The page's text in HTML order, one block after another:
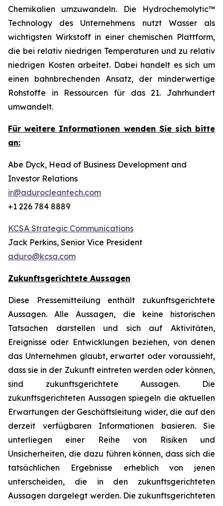
Chemikalien umzuwandeln. Die Hydrochemolytic™
Technology des Unternehmens nutzt Wasser als
wichtigsten Wirkstoff in einer chemischen Plattform,
die bei relativ niedrigen Temperaturen und zu relativ
niedrigen Kosten arbeitet. Dabei handelt es sich um
einen bahnbrechenden Ansatz, der minderwertige
Rohstoffe in Ressourcen für das 21. Jahrhundert
umwandelt.
Für weitere Informationen wenden Sie sich bitte
an:
Abe Dyck, Head of Business Development and
Investor Relations
ir@adurocleantech.com
+1 226 784 8889
KCSA Strategic Communications
Jack Perkins, Senior Vice President
aduro@kcsa.com
Zukunftsgerichtete Aussagen
Diese Pressemitteilung enthält zukunftsgerichtete
Aussagen. Alle Aussagen, die keine historischen
Tatsachen darstellen und sich auf Aktivitäten,
Ereignisse oder Entwicklungen beziehen, von denen
das Unternehmen glaubt, erwartet oder voraussieht,
dass sie in der Zukunft eintreten werden oder können,
sind zukunftsgerichtete Aussagen. Die
zukunftsgerichteten Aussagen spiegeln die aktuellen
Erwartungen der Geschäftsleitung wider, die auf den
derzeit verfügbaren Informationen basieren. Sie
unterliegen einer Reihe von Risiken und
Unsicherheiten, die dazu führen können, dass sich die
tatsächlichen Ergebnisse erheblich von jenen
unterscheiden, die in den zukunftsgerichteten
Aussagen dargelegt werden. Die zukunftsgerichteten